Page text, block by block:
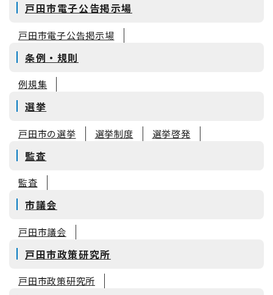
戸田市電子公告掲示場
戸田市電子公告掲示場
条例・規則
例規集
選挙
戸田市の選挙 選挙制度 選挙啓発
監査
監査
市議会
戸田市議会
戸田市政策研究所
戸田市政策研究所